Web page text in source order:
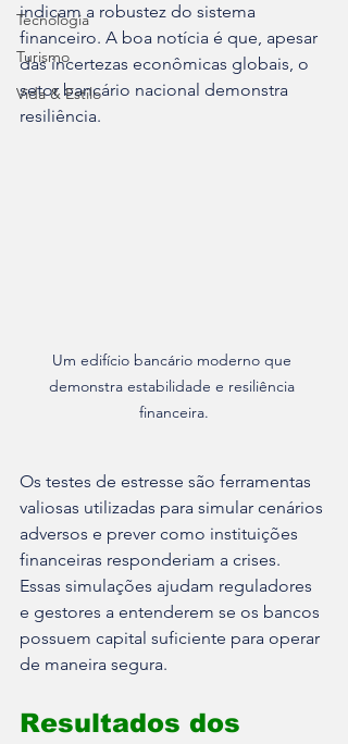
Tecnologia
Turismo
Vida & Estilo
indicam a robustez do sistema
financeiro. A boa notícia é que, apesar
das incertezas econômicas globais, o
setor bancário nacional demonstra
resiliência.
Um edifício bancário moderno que
demonstra estabilidade e resiliência
financeira.
Os testes de estresse são ferramentas
valiosas utilizadas para simular cenários
adversos e prever como instituições
financeiras responderiam a crises.
Essas simulações ajudam reguladores
e gestores a entenderem se os bancos
possuem capital suficiente para operar
de maneira segura.
Resultados dos